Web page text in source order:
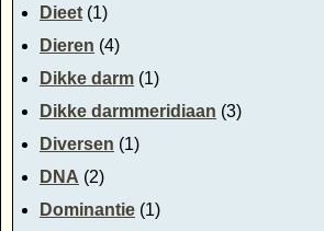
Dieet (1)
Dieren (4)
Dikke darm (1)
Dikke darmmeridiaan (3)
Diversen (1)
DNA (2)
Dominantie (1)